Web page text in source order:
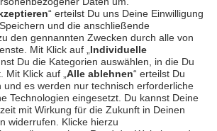
Rechtliche
Dokumente
Hilfe-Center
Plattform-
Status